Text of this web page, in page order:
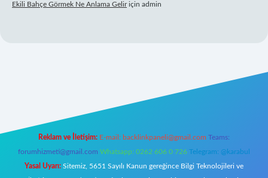
Ekili Bahçe Görmek Ne Anlama Geliriçin admin
Reklam ve İletişim: E-mail: backlinkpaneli@gmail.com Teams:
forumhizmeti@gmail.com Whatsapp: 0262 606 0 726 Telegram: @karabul
Yasal Uyarı: Sitemiz, 5651 Sayılı Kanun gereğince Bilgi Teknolojileri ve